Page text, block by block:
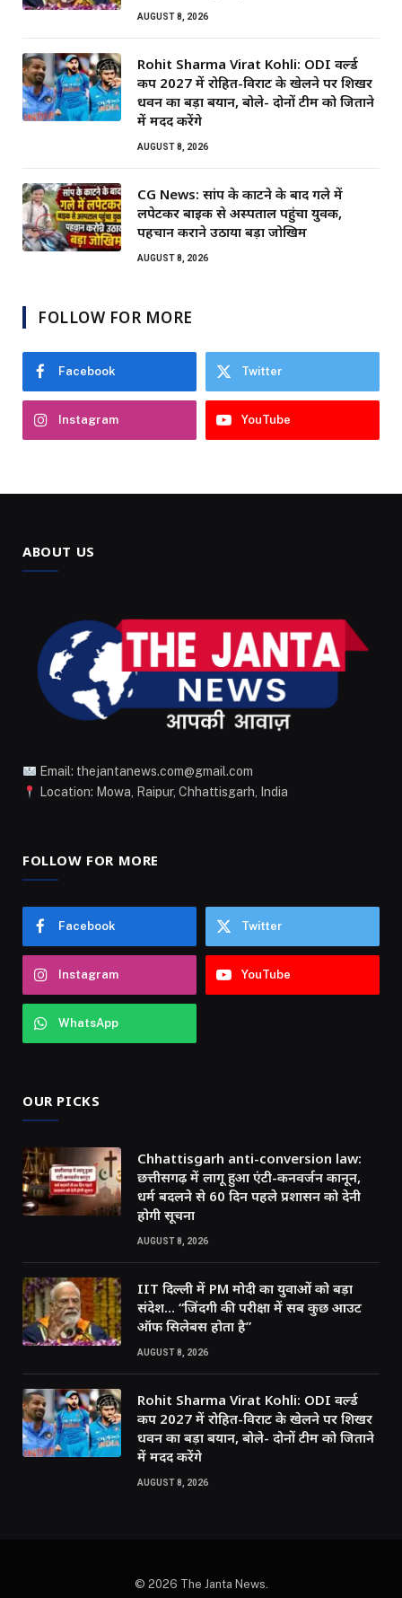
AUGUST 8, 2026
Rohit Sharma Virat Kohli: ODI वर्ल्ड
कप 2027 में रोहित-विराट के खेलने पर शिखर
धवन का बड़ा बयान, बोले- दोनों टीम को जिताने
में मदद करेंगे
AUGUST 8, 2026
CG News: सांप के काटने के बाद गले में
लपेटकर बाइक से अस्पताल पहुंचा युवक,
पहचान कराने उठाया बड़ा जोखिम
AUGUST 8, 2026
FOLLOW FOR MORE
Facebook Twitter
Instagram YouTube
ABOUT US
Email: thejantanews.com@gmail.com
Location: Mowa, Raipur, Chhattisgarh, India
FOLLOW FOR MORE
Facebook Twitter
Instagram YouTube
WhatsApp
OUR PICKS
Chhattisgarh anti-conversion law:
छत्तीसगढ़ में लागू हुआ एंटी-कनवर्जन कानून,
धर्म बदलने से 60 दिन पहले प्रशासन को देनी
होगी सूचना
AUGUST 8, 2026
IIT दिल्ली में PM मोदी का युवाओं को बड़ा
संदेश… “जिंदगी की परीक्षा में सब कुछ आउट
ऑफ सिलेबस होता है”
AUGUST 8, 2026
Rohit Sharma Virat Kohli: ODI वर्ल्ड
कप 2027 में रोहित-विराट के खेलने पर शिखर
धवन का बड़ा बयान, बोले- दोनों टीम को जिताने
में मदद करेंगे
AUGUST 8, 2026
© 2026 The Janta News.